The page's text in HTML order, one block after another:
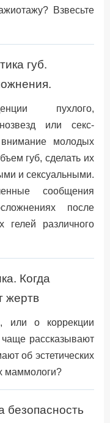
Взвесьте
губ.
пухлого,
или секс-
молодых
губ, сделать их
и сексуальными.
сообщения
после
гелей различного
Когда
жертв
или о коррекции
рассказывают
об эстетических
маммологи?